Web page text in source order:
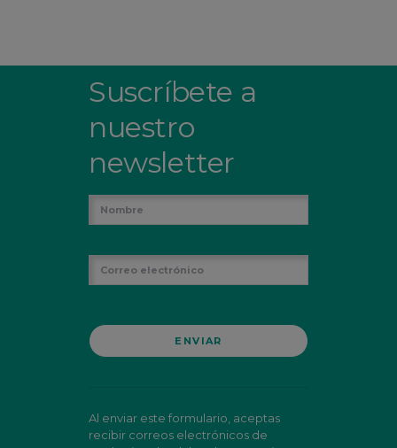
Suscríbete a
nuestro
newsletter
Al enviar este formulario, aceptas
recibir correos electrónicos de